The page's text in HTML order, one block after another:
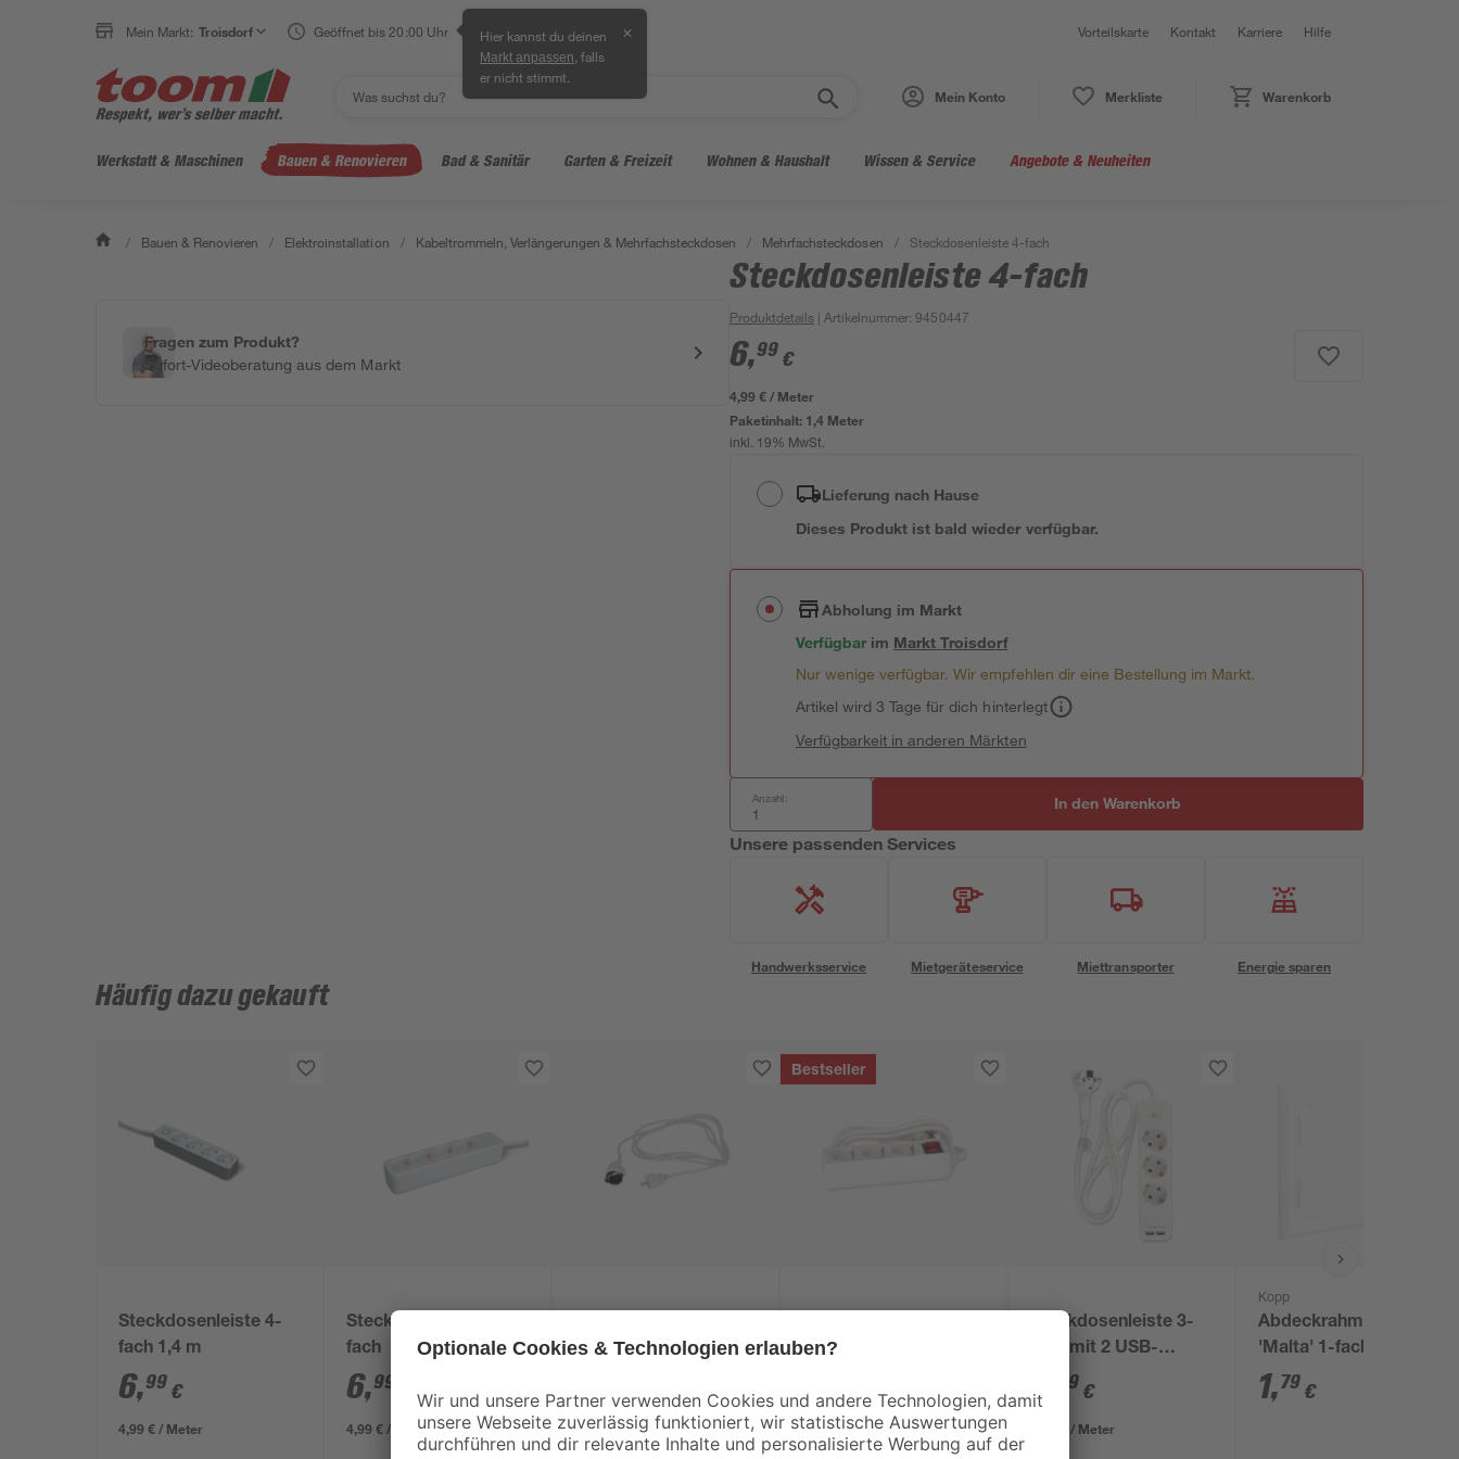
Mein Markt: Troisdorf Geöffnet bis 20:00 Uhr Hier kannst du deinen
Markt anpassen , falls
er nicht stimmt.
✕ Vorteilskarte Kontakt Karriere Hilfe
Mein Konto Merkliste Warenkorb
Werkstatt & Maschinen Bauen & Renovieren Bad & Sanitär Garten & Freizeit Wohnen & Haushalt Wissen & Service Angebote & Neuheiten
/ Bauen & Renovieren / Elektroinstallation / Kabeltrommeln, Verlängerungen & Mehrfachsteckdosen / Mehrfachsteckdosen / Steckdosenleiste 4-fach
Fragen zum Produkt?
Sofort-Videoberatung aus dem Markt
Steckdosenleiste 4-fach
Produktdetails | Artikelnummer:9450447
6,99 €
4,99 € / Meter
Paketinhalt: 1,4 Meter
inkl. 19% MwSt.
Lieferung nach Hause
Dieses Produkt ist bald wieder verfügbar.
Abholung im Markt
Verfügbar im MarktTroisdorf
Nur wenige verfügbar. Wir empfehlen dir eine Bestellung im Markt.
Artikel wird 3 Tage für dich hinterlegt
Verfügbarkeit in anderen Märkten
Anzahl: In den Warenkorb
Unsere passenden Services
Handwerksservice Mietgeräteservice Miettransporter Energie sparen
Häufig dazu gekauft
Steckdosenleiste 4-
fach 1,4 m
6,99 €
4,99 € / Meter
Steckdosenleiste 4-
fach
6,99
4,99 € / Meter
4, €
1,66 € / Meter
Bestseller
mit Schalter 3-fach
3, €
2,64 € / Meter
Steckdosenleiste 3-
fach mit 2 USB-
Ladeports, weiß
9 99 €
7,14 € / Meter
Kopp
Abdeckrahmen
'Malta' 1-fach
arktisweiß
1,79 €